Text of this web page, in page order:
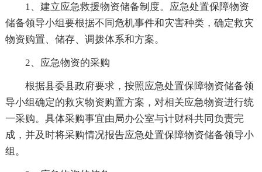
1、建立应急救援物资储备制度。应急处置保障物资
储备领导小组要根据不同危机事件和灾害种类，确定救灾
物资购置、储存、调拨体系和方案。
2、应急物资的采购
根据县委县政府要求，按照应急处置保障物资储备领
导小组确定的救灾物资购置方案，对相关应急物资进行统
一采购。具体采购事宜由局办公室与计财科共同负责完
成，并及时将采购情况报告应急处置保障物资储备领导小
组。